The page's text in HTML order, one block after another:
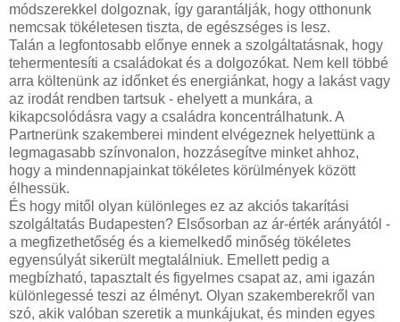
módszerekkel dolgoznak, így garantálják, hogy otthonunk
nemcsak tökéletesen tiszta, de egészséges is lesz.
Talán a legfontosabb előnye ennek a szolgáltatásnak, hogy
tehermentesíti a családokat és a dolgozókat. Nem kell többé
arra költenünk az időnket és energiánkat, hogy a lakást vagy
az irodát rendben tartsuk - ehelyett a munkára, a
kikapcsolódásra vagy a családra koncentrálhatunk. A
Partnerünk szakemberei mindent elvégeznek helyettünk a
legmagasabb színvonalon, hozzásegítve minket ahhoz,
hogy a mindennapjainkat tökéletes körülmények között
élhessük.
És hogy mitől olyan különleges ez az akciós takarítási
szolgáltatás Budapesten? Elsősorban az ár-érték arányától -
a megfizethetőség és a kiemelkedő minőség tökéletes
egyensúlyát sikerült megtalálniuk. Emellett pedig a
megbízható, tapasztalt és figyelmes csapat az, ami igazán
különlegessé teszi az élményt. Olyan szakemberekről van
szó, akik valóban szeretik a munkájukat, és minden egyes